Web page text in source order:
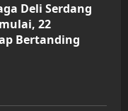
Deli Serdang
22
Bertanding